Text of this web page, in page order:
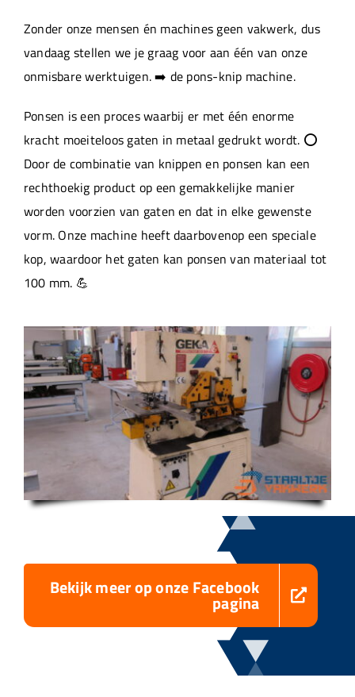
Machinepark
Werken bij
Zonder onze mensen én machines geen vakwerk, dus
vandaag stellen we je graag voor aan één van onze
onmisbare werktuigen. ➡️ de pons-knip machine.
Ponsen is een proces waarbij er met één enorme
kracht moeiteloos gaten in metaal gedrukt wordt. ⭕
Door de combinatie van knippen en ponsen kan een
rechthoekig product op een gemakkelijke manier
worden voorzien van gaten en dat in elke gewenste
vorm. Onze machine heeft daarbovenop een speciale
kop, waardoor het gaten kan ponsen van materiaal tot
100 mm. 💪
Bekijk meer op onze Facebook
pagina